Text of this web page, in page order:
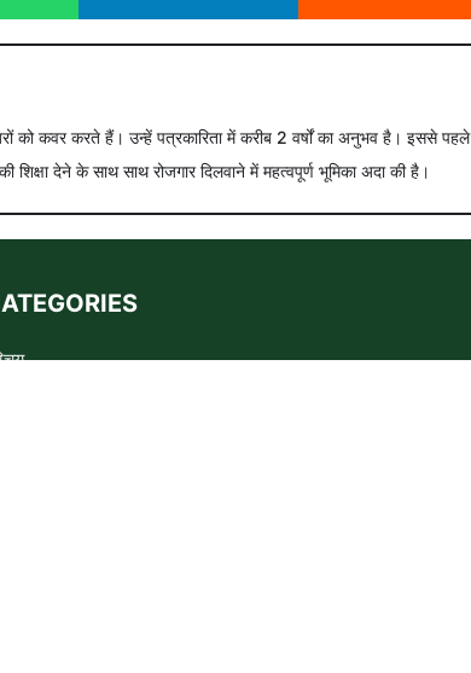
को कवर करते हैं। उन्हें पत्रकारिता में करीब 2 वर्षों का अनुभव है। इससे पहले
देने के साथ साथ रोजगार दिलवाने में महत्वपूर्ण भूमिका अदा की है।